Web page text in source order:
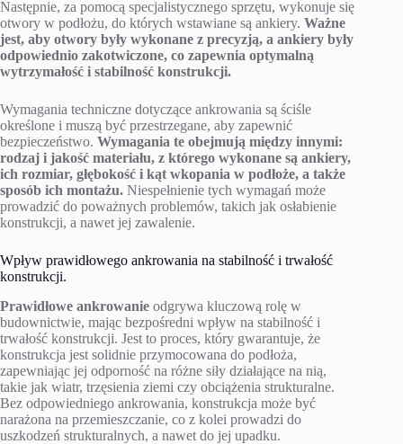
Następnie, za pomocą specjalistycznego sprzętu, wykonuje się
otwory w podłożu, do których wstawiane są ankiery. Ważne
jest, aby otwory były wykonane z precyzją, a ankiery były
odpowiednio zakotwiczone, co zapewnia optymalną
wytrzymałość i stabilność konstrukcji.
Wymagania techniczne dotyczące ankrowania są ściśle
określone i muszą być przestrzegane, aby zapewnić
bezpieczeństwo. Wymagania te obejmują między innymi:
rodzaj i jakość materiału, z którego wykonane są ankiery,
ich rozmiar, głębokość i kąt wkopania w podłoże, a także
sposób ich montażu. Niespełnienie tych wymagań może
prowadzić do poważnych problemów, takich jak osłabienie
konstrukcji, a nawet jej zawalenie.
Wpływ prawidłowego ankrowania na stabilność i trwałość
konstrukcji.
Prawidłowe ankrowanie odgrywa kluczową rolę w
budownictwie, mając bezpośredni wpływ na stabilność i
trwałość konstrukcji. Jest to proces, który gwarantuje, że
konstrukcja jest solidnie przymocowana do podłoża,
zapewniając jej odporność na różne siły działające na nią,
takie jak wiatr, trzęsienia ziemi czy obciążenia strukturalne.
Bez odpowiedniego ankrowania, konstrukcja może być
narażona na przemieszczanie, co z kolei prowadzi do
uszkodzeń strukturalnych, a nawet do jej upadku.